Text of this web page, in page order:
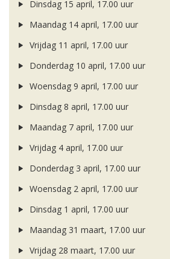
Dinsdag 15 april, 17.00 uur
Maandag 14 april, 17.00 uur
Vrijdag 11 april, 17.00 uur
Donderdag 10 april, 17.00 uur
Woensdag 9 april, 17.00 uur
Dinsdag 8 april, 17.00 uur
Maandag 7 april, 17.00 uur
Vrijdag 4 april, 17.00 uur
Donderdag 3 april, 17.00 uur
Woensdag 2 april, 17.00 uur
Dinsdag 1 april, 17.00 uur
Maandag 31 maart, 17.00 uur
Vrijdag 28 maart, 17.00 uur